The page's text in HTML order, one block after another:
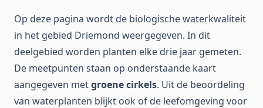
Op deze pagina wordt de biologische waterkwaliteit
in het gebied Driemond weergegeven. In dit
deelgebied worden planten elke drie jaar gemeten.
De meetpunten staan op onderstaande kaart
aangegeven metgroene cirkels. Uit de beoordeling
van waterplanten blijkt ook of de leefomgeving voor